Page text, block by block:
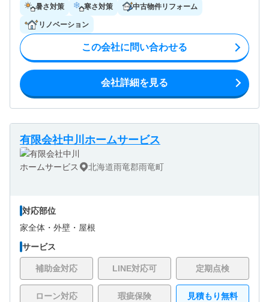
暑さ対策 寒さ対策 中古物件リフォーム
リノベーション
この会社に問い合わせる
会社詳細を見る
有限会社中川ホームサービス
北海道雨竜郡雨竜町
対応部位
家全体・ 外壁・ 屋根
サービス
補助金対応 LINE対応可 定期点検
ローン対応 瑕疵保険 見積もり無料